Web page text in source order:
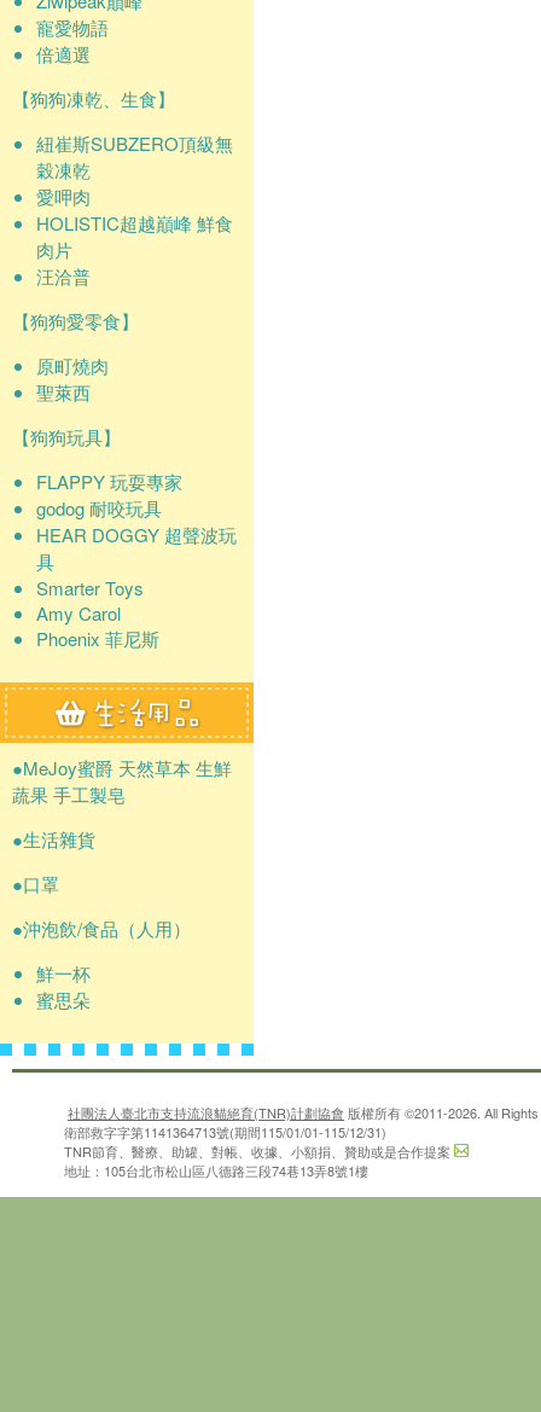
寵愛物語
倍適選
【狗狗凍乾、生食】
紐崔斯SUBZERO頂級無
穀凍乾
愛呷肉
HOLISTIC超越巔峰 鮮食
肉片
汪洽普
【狗狗愛零食】
原町燒肉
聖萊西
【狗狗玩具】
FLAPPY 玩耍專家
godog 耐咬玩具
HEAR DOGGY 超聲波玩
具
Smarter Toys
Amy Carol
Phoenix 菲尼斯
●MeJoy蜜爵 天然草本 生鮮
蔬果 手工製皂
●生活雜貨
●口罩
●沖泡飲/食品（人用）
鮮一杯
蜜思朵
社團法人臺北市支持流浪貓絕育(TNR)計劃協會 版權所有 ©2011-2026. All
衛部救字字第1141364713號(期間115/01/01-115/12/31)
TNR節育、醫療、助罐、對帳、收據、小額捐、贊助或是合作提案
地址：105台北市松山區八德路三段74巷13弄8號1樓